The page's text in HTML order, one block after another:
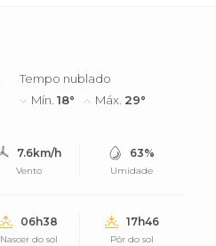
Tempo nublado
Mín.18° Máx. 29°
7.6km/h
Vento
63%
Umidade
06h38
Nascer do sol
17h46
Pôr do sol